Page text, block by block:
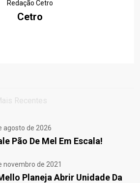
Redação Cetro
Cetro
Recentes
agosto de 2026
Pão De Mel Em Escala!
novembro de 2021
Planeja Abrir Unidade Da